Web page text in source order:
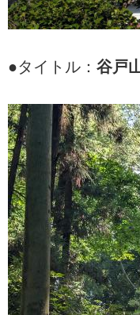
●タイトル： 谷戸